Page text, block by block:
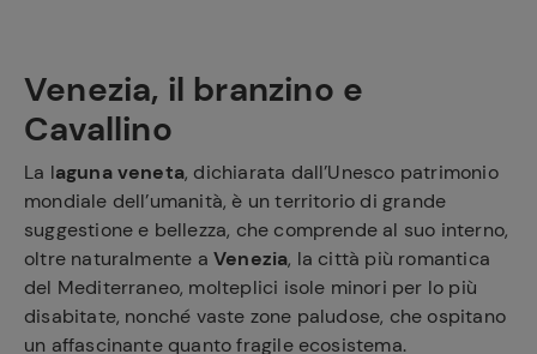
Venezia, il branzino e
Cavallino
La laguna veneta, dichiarata dall’Unesco patrimonio
mondiale dell’umanità, è un territorio di grande
suggestione e bellezza, che comprende al suo interno,
oltre naturalmente a Venezia, la città più romantica
del Mediterraneo, molteplici isole minori per lo più
disabitate, nonché vaste zone paludose, che ospitano
un affascinante quanto fragile ecosistema.